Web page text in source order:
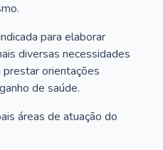
para elaborar
diversas necessidades
prestar orientações
de saúde.
áreas de atuação do